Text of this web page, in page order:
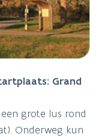
Grand
grote lus rond
Onderweg kun